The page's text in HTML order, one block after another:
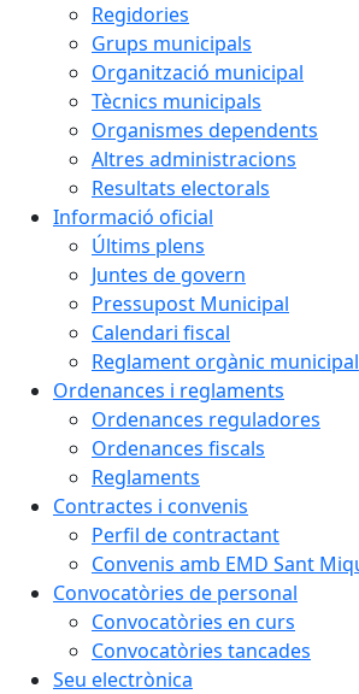
Regidories
Grups municipals
Organització municipal
Tècnics municipals
Organismes dependents
Altres administracions
Resultats electorals
Informació oficial
Últims plens
Juntes de govern
Pressupost Municipal
Calendari fiscal
Reglament orgànic municipal
Ordenances i reglaments
Ordenances reguladores
Ordenances fiscals
Reglaments
Contractes i convenis
Perfil de contractant
Convenis amb EMD Sant
Convocatòries de personal
Convocatòries en curs
Convocatòries tancades
Seu electrònica